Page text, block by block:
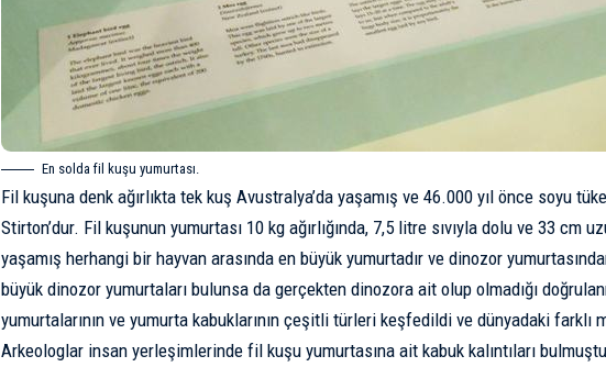
En solda fil kuşu yumurtası.
Fil kuşuna denk ağırlıkta tek kuş Avustralya’da yaşamış ve 46.000 yıl önce soyu
Stirton’dur. Fil kuşunun yumurtası 10 kg ağırlığında, 7,5 litre sıvıyla dolu ve 33 cm
yaşamış herhangi bir hayvan arasında en büyük yumurtadır ve dinozor yumurtası
büyük dinozor yumurtaları bulunsa da gerçekten dinozora ait olup olmadığı
yumurtalarının ve yumurta kabuklarının çeşitli türleri keşfedildi ve dünyadaki farklı
Arkeologlar insan yerleşimlerinde fil kuşu yumurtasına ait kabuk kalıntıları